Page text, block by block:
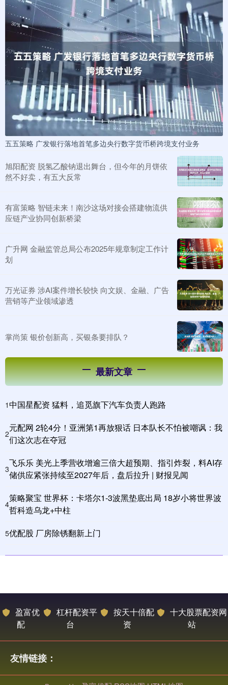
五五策略 广发银行落地首笔多边央行数字货币桥跨境支付业务
旭阳配资 脱氢乙酸钠退出舞台，但今年的月饼依
然不好卖，有五大反常
有富策略 智链未来！南沙这场对接会搭建物流供
应链产业协同创新桥梁
广升网 金融监管总局公布2025年规章制定工作计
划
万光证券 涉AI案件增长较快 向文娱、金融、广告
营销等产业领域渗透
掌尚策 银价创新高，买银条要排队？
最新文章
1中国星配资 猛料，追觅旗下汽车负责人跑路
2
元配网 2轮4分！亚洲第1再放狠话 日本队长不怕被嘲讽：我
们这次志在夺冠
3
飞乐乐 美光上季营收增逾三倍大超预期、指引炸裂，料AI存
储供应紧张持续至2027年后，盘后拉升 | 财报见闻
4
策略聚宝 世界杯：卡塔尔1-3波黑垫底出局 18岁小将世界波
哲科造乌龙+中柱
5优配股 厂房除锈翻新上门
盈富优
配
杠杆配资平
台
按天十倍配
资
十大股票配资网
站
友情链接：